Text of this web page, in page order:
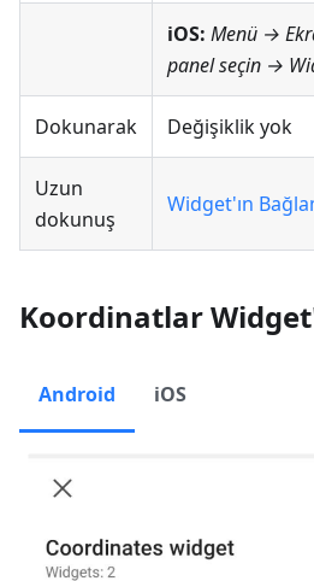
iOS: Menü →
panel seçin →
Dokunarak Değişiklik yok
Uzun
dokunuş
Widget'ın
Koordinatlar
Android iOS